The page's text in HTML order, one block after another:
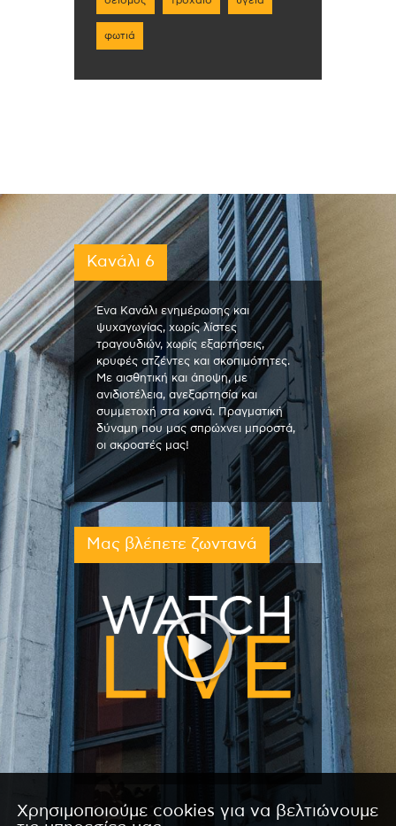
φωτιά
Κανάλι 6
Ένα Κανάλι ενημέρωσης και
ψυχαγωγίας, χωρίς λίστες
τραγουδιών, χωρίς εξαρτήσεις,
κρυφές ατζέντες και σκοπιμότητες.
Με αισθητική και άποψη, με
ανιδιοτέλεια, ανεξαρτησία και
συμμετοχή στα κοινά. Πραγματική
δύναμη που μας σπρώχνει μπροστά,
οι ακροατές μας!
Μας βλέπετε ζωντανά
Χρησιμοποιούμε cookies για να βελτιώνουμε